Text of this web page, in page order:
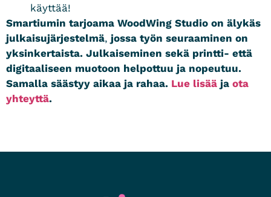
käyttää!
Smartiumin tarjoama WoodWing Studio on älykäs
julkaisujärjestelmä, jossa työn seuraaminen on
yksinkertaista. Julkaiseminen sekä printti- että
digitaaliseen muotoon helpottuu ja nopeutuu.
Samalla säästyy aikaa ja rahaa. Lue lisää ja ota
yhteyttä.